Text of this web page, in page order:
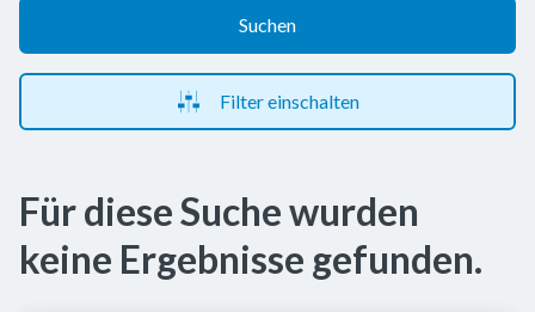
Suchen
Filter einschalten
Für diese Suche wurden
keine Ergebnisse gefunden.